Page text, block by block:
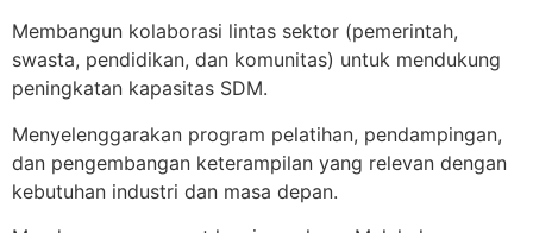
Membangun kolaborasi lintas sektor (pemerintah,
swasta, pendidikan, dan komunitas) untuk mendukung
peningkatan kapasitas SDM.
Menyelenggarakan program pelatihan, pendampingan,
dan pengembangan keterampilan yang relevan dengan
kebutuhan industri dan masa depan.